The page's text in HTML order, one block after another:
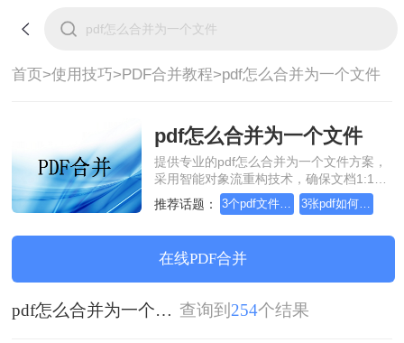
首页>使用技巧>PDF合并教程>pdf怎么合并为一个文件
pdf怎么合并为一个文件
提供专业的pdf怎么合并为一个文件方案，
采用智能对象流重构技术，确保文档1:1高
保真还原且排版不乱码。支持一键批量处
理，全链路 SSL 加密保障隐私安全。助您
装，高效办公。
推荐话题： 3个pdf文件合并成一个 3张pdf如何合并成一个
在线PDF合并
pdf怎么合并为一个文件 查询到 254个结果